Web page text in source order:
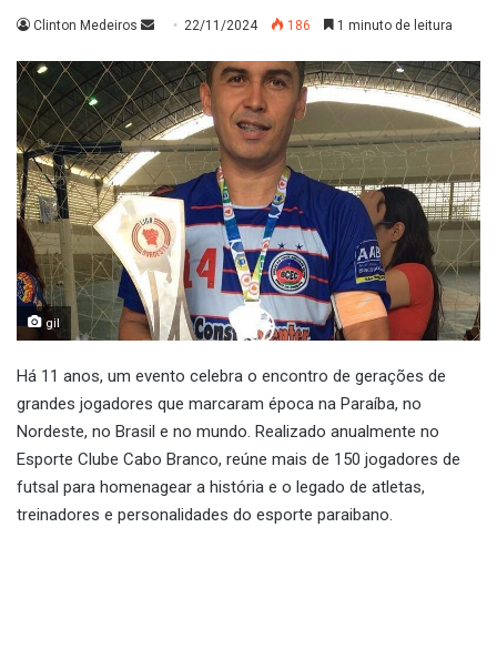
Clinton Medeiros
Mande
e-
mail
22/11/2024 186 1 minuto de leitura
gil
Há 11 anos, um evento celebra o encontro de gerações de
grandes jogadores que marcaram época na Paraíba, no
Nordeste, no Brasil e no mundo. Realizado anualmente no
Esporte Clube Cabo Branco, reúne mais de 150 jogadores de
futsal para homenagear a história e o legado de atletas,
treinadores e personalidades do esporte paraibano.